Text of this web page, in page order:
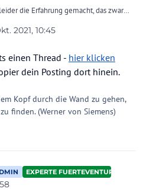
die Erfahrung gemacht, das zwar
so formuliert sind, das sie
möchte!
habe ich 6 Wochen vor Reisebeginn
Reise stornieren müssen, weil ich zu
des Gesamtpreises an
berechnet bekommen - in den
83,22
EUR 60,00 also 785,00€
2021, 10:45
einen Thread - hier klicken
dein Posting dort hinein.
Kopf durch die Wand zu gehen,
finden. (Werner von Siemens)
EXPERTE FUERTEVENTURA